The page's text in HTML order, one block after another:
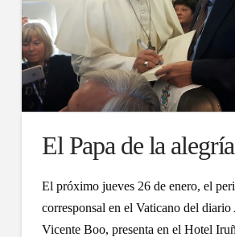
El Papa de la alegría
El próximo jueves 26 de enero, el
corresponsal en el Vaticano del
Vicente Boo, presenta en el Hotel